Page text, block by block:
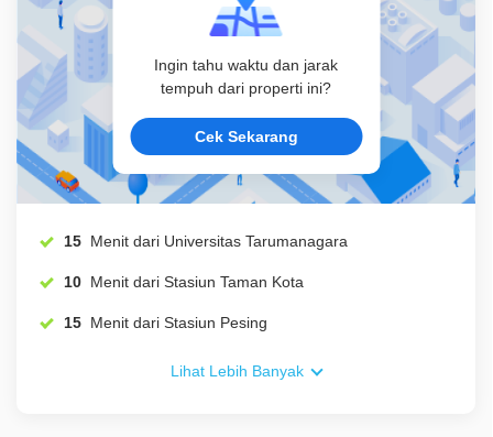
Ingin tahu waktu dan jarak
tempuh dari properti ini?
Cek Sekarang
15 Menit dari Universitas Tarumanagara
10 Menit dari Stasiun Taman Kota
15 Menit dari Stasiun Pesing
Lihat Lebih Banyak